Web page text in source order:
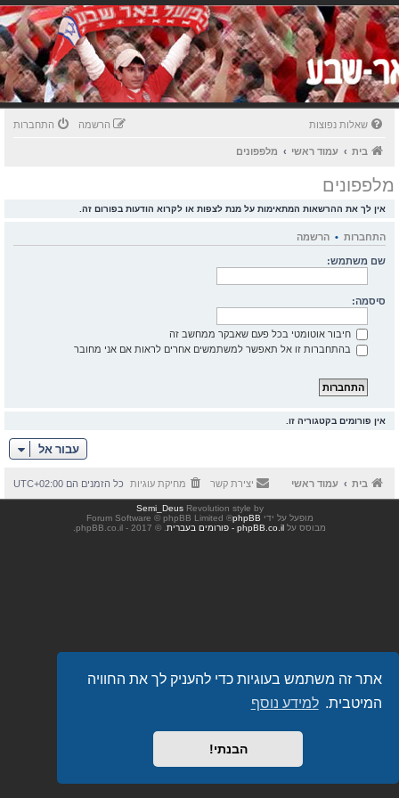
אתר זה משתמש בעוגיות כדי להעניק לך את החוויה
המיטבית. למידע נוסף
הבנתי!
שאלות נפוצות התחברות הרשמה
בית עמוד ראשי מלפפונים
מלפפונים
אין לך את ההרשאות המתאימות על מנת לצפות או לקרוא הודעות בפורום זה.
התחברות • הרשמה
שם משתמש:
סיסמה:
חיבור אוטומטי בכל פעם שאבקר ממחשב זה
בהתחברות זו אל תאפשר למשתמשים אחרים לראות אם אני מחובר
אין פורומים בקטגוריה זו.
עבור אל
בית עמוד ראשי כל הזמנים הם UTC+02:00 מחיקת עוגיות יצירת קשר
Revolution style by
Semi_Deus
מופעל על ידי phpBB
® Forum Software © phpBB Limited
מבוסס על phpBB.co.il - פורומים בעברית . © 2017 - phpBB.co.il.